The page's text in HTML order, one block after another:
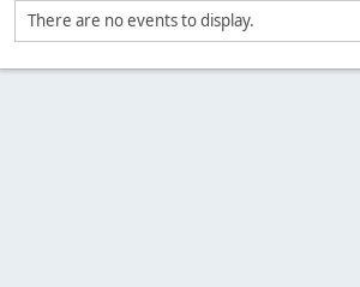
There are no events to display.